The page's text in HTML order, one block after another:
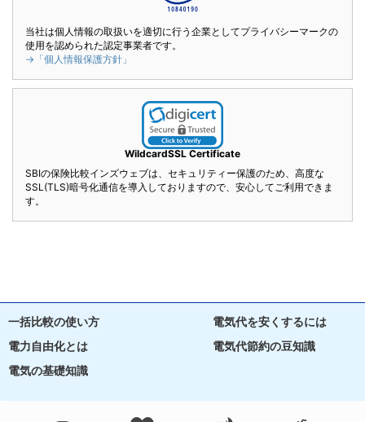
当社は個人情報の取扱いを適切に行う企業としてプライバシーマークの
使用を認められた認定事業者です。
→「個人情報保護方針」
WildcardSSL Certificate
SBIの保険比較インズウェブは、セキュリティー保護のため、高度な
SSL(TLS)暗号化通信を導入しておりますので、安心してご利用できま
す。
一括比較の使い方
電気代を安くするには
電力自由化とは
電気代節約の豆知識
電気の基礎知識